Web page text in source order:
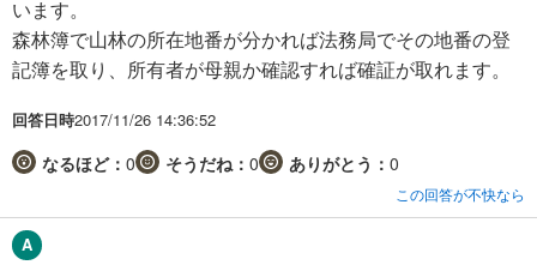
います。
森林簿で山林の所在地番が分かれば法務局でその地番の登
記簿を取り、所有者が母親か確認すれば確証が取れます。
回答日時2017/11/26 14:36:52
なるほど： 0 そうだね： 0 ありがとう： 0
この回答が不快なら